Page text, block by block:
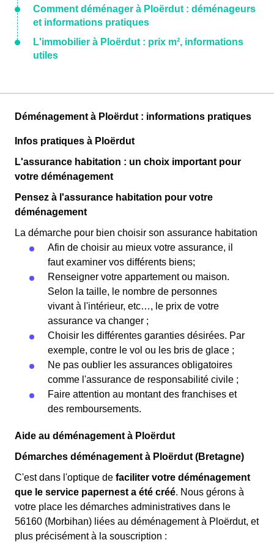
Comment déménager à Ploërdut : déménageurs
et informations pratiques
L'immobilier à Ploërdut : prix m², informations
utiles
Déménagement à Ploërdut : informations pratiques
Infos pratiques à Ploërdut
L'assurance habitation : un choix important pour
votre déménagement
Pensez à l'assurance habitation pour votre
déménagement
La démarche pour bien choisir son assurance habitation
Afin de choisir au mieux votre assurance, il
faut examiner vos différents biens;
Renseigner votre appartement ou maison.
Selon la taille, le nombre de personnes
vivant à l'intérieur, etc…, le prix de votre
assurance va changer ;
Choisir les différentes garanties désirées. Par
exemple, contre le vol ou les bris de glace ;
Ne pas oublier les assurances obligatoires
comme l'assurance de responsabilité civile ;
Faire attention au montant des franchises et
des remboursements.
Aide au déménagement à Ploërdut
Démarches déménagement à Ploërdut (Bretagne)
C'est dans l'optique de faciliter votre déménagement
que le service papernest a été créé. Nous gérons à
votre place les démarches administratives dans le
56160 (Morbihan) liées au déménagement à Ploërdut, et
plus précisément à la souscription :